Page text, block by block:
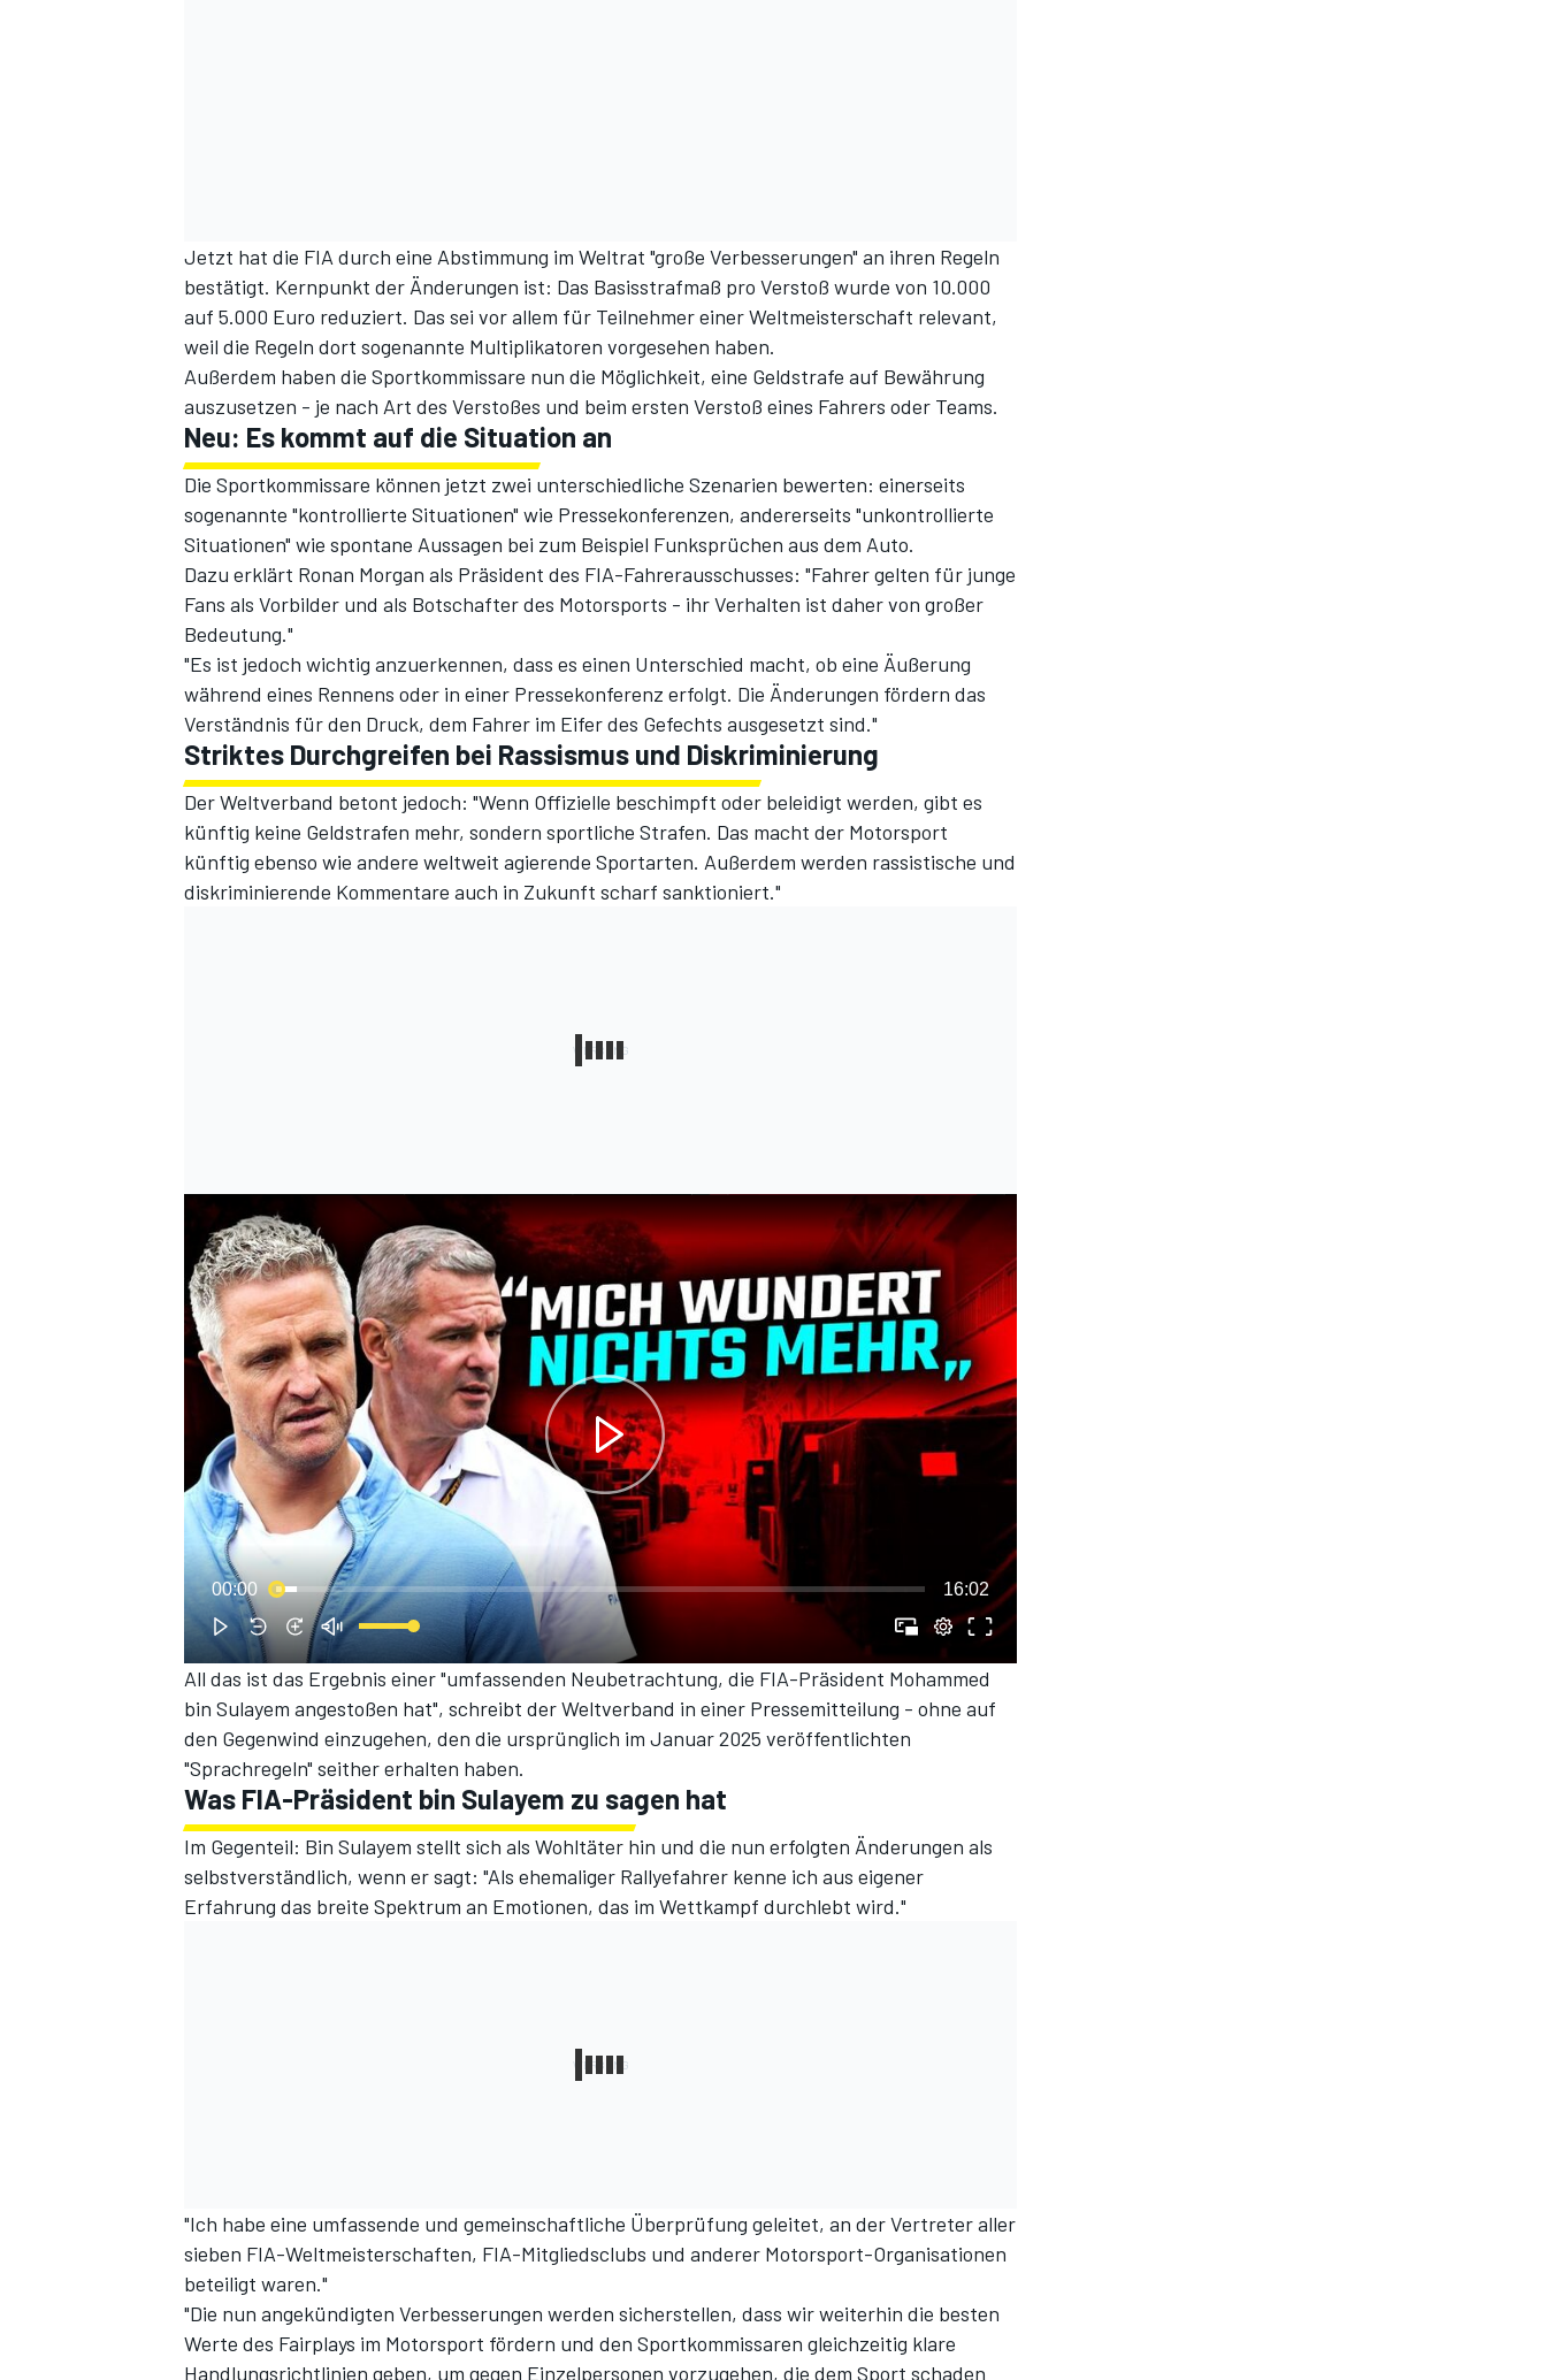
SPORTWAGEN
Jetzt hat die FIA durch eine Abstimmung im Weltrat "große Verbesserungen" an ihren Regeln
bestätigt. Kernpunkt der Änderungen ist: Das Basisstrafmaß pro Verstoß wurde von 10.000
auf 5.000 Euro reduziert. Das sei vor allem für Teilnehmer einer Weltmeisterschaft relevant,
weil die Regeln dort sogenannte Multiplikatoren vorgesehen haben.
Außerdem haben die Sportkommissare nun die Möglichkeit, eine Geldstrafe auf Bewährung
auszusetzen - je nach Art des Verstoßes und beim ersten Verstoß eines Fahrers oder Teams.
Neu: Es kommt auf die Situation an
Die Sportkommissare können jetzt zwei unterschiedliche Szenarien bewerten: einerseits
sogenannte "kontrollierte Situationen" wie Pressekonferenzen, andererseits "unkontrollierte
Situationen" wie spontane Aussagen bei zum Beispiel Funksprüchen aus dem Auto.
Dazu erklärt Ronan Morgan als Präsident des FIA-Fahrerausschusses: "Fahrer gelten für junge
Fans als Vorbilder und als Botschafter des Motorsports - ihr Verhalten ist daher von großer
Bedeutung."
"Es ist jedoch wichtig anzuerkennen, dass es einen Unterschied macht, ob eine Äußerung
während eines Rennens oder in einer Pressekonferenz erfolgt. Die Änderungen fördern das
Verständnis für den Druck, dem Fahrer im Eifer des Gefechts ausgesetzt sind."
Striktes Durchgreifen bei Rassismus und Diskriminierung
Der Weltverband betont jedoch: "Wenn Offizielle beschimpft oder beleidigt werden, gibt es
künftig keine Geldstrafen mehr, sondern sportliche Strafen. Das macht der Motorsport
künftig ebenso wie andere weltweit agierende Sportarten. Außerdem werden rassistische und
diskriminierende Kommentare auch in Zukunft scharf sanktioniert."
00:00 16:02
All das ist das Ergebnis einer "umfassenden Neubetrachtung, die FIA-Präsident Mohammed
bin Sulayem angestoßen hat", schreibt der Weltverband in einer Pressemitteilung - ohne auf
den Gegenwind einzugehen, den die ursprünglich im Januar 2025 veröffentlichten
"Sprachregeln" seither erhalten haben.
Was FIA-Präsident bin Sulayem zu sagen hat
Im Gegenteil: Bin Sulayem stellt sich als Wohltäter hin und die nun erfolgten Änderungen als
selbstverständlich, wenn er sagt: "Als ehemaliger Rallyefahrer kenne ich aus eigener
Erfahrung das breite Spektrum an Emotionen, das im Wettkampf durchlebt wird."
"Ich habe eine umfassende und gemeinschaftliche Überprüfung geleitet, an der Vertreter aller
sieben FIA-Weltmeisterschaften, FIA-Mitgliedsclubs und anderer Motorsport-Organisationen
beteiligt waren."
"Die nun angekündigten Verbesserungen werden sicherstellen, dass wir weiterhin die besten
Werte des Fairplays im Motorsport fördern und den Sportkommissaren gleichzeitig klare
Handlungsrichtlinien geben, um gegen Einzelpersonen vorzugehen, die dem Sport schaden